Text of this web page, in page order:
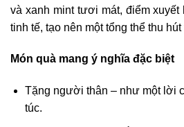
và xanh mint tươi mát, điểm xuyết
tinh tế, tạo nên một tổng thể thu
Món quà mang ý nghĩa đặc biệt
Tặng người thân – như một lời
túc.